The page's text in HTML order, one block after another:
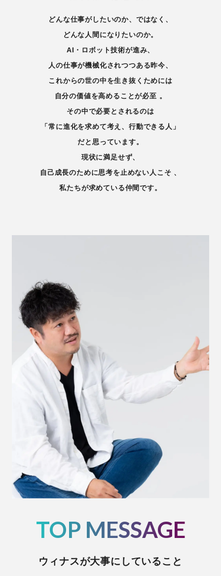
どんな仕事がしたいのか、ではなく、
どんな人間になりたいのか。
AI・ロボット技術が進み、
人の仕事が機械化されつつある昨今、
これからの世の中を生き抜くためには
自分の価値を高めることが必至 。
その中で必要とされるのは
「常に進化を求めて考え、行動できる人」
だと思っています。
現状に満足せず、
自己成長のために思考を止めない人こそ 、
私たちが求めている仲間です。
TOP MESSAGE
ウィナスが大事にしていること